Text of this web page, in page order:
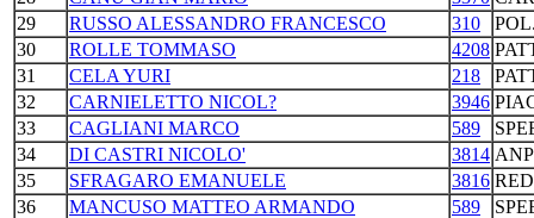
29
RUSSO ALESSANDRO FRANCESCO 310
30
ROLLE TOMMASO 4208
31
CELA YURI 218
32
CARNIELETTO NICOL? 3946
33
CAGLIANI MARCO 589
34
DI CASTRI NICOLO' 3814
35
SFRAGARO EMANUELE 3816
36
MANCUSO MATTEO ARMANDO 589